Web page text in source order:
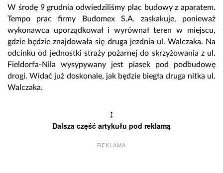
W środę 9 grudnia odwiedziliśmy plac budowy z aparatem.
Tempo prac firmy Budomex S.A. zaskakuje, ponieważ
wykonawca uporządkował i wyrównał teren w miejscu,
gdzie będzie znajdowała się druga jezdnia ul. Walczaka. Na
odcinku od jednostki straży pożarnej do skrzyżowania z ul.
Fieldorfa-Nila wysypywany jest piasek pod podbudowę
drogi. Widać już doskonale, jak będzie biegła druga nitka ul.
Walczaka.
↕
Dalsza część artykułu pod reklamą
REKLAMA